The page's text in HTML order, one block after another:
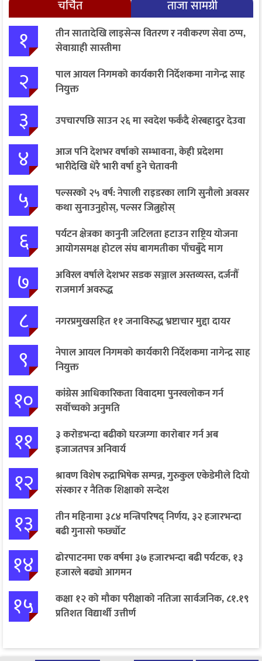
चर्चित ताजा सामग्री
१
तीन सातादेखि लाइसेन्स वितरण र नवीकरण सेवा ठप्प,
सेवाग्राही सास्तीमा
२
पाल आयल निगमको कार्यकारी निर्देशकमा नागेन्द्र साह
नियुक्त
३ उपचारपछि साउन २६ मा स्वदेश फर्कँदै शेरबहादुर देउवा
४
आज पनि देशभर वर्षाको सम्भावना, केही प्रदेशमा
भारीदेखि धेरै भारी वर्षा हुने चेतावनी
५
पल्सरको २५ वर्ष: नेपाली राइडरका लागि सुनौलो अवसर
कथा सुनाउनुहोस्, पल्सर जित्नुहोस्
६
पर्यटन क्षेत्रका कानुनी जटिलता हटाउन राष्ट्रिय योजना
आयोगसमक्ष होटल संघ बागमतीका पाँचबुँदे माग
७
अविरल वर्षाले देशभर सडक सञ्जाल अस्तव्यस्त, दर्जनौँ
राजमार्ग अवरुद्ध
८ नगरप्रमुखसहित ११ जनाविरुद्ध भ्रष्टाचार मुद्दा दायर
९
नेपाल आयल निगमको कार्यकारी निर्देशकमा नागेन्द्र साह
नियुक्त
१०
कांग्रेस आधिकारिकता विवादमा पुनरवलोकन गर्न
सर्वोच्चको अनुमति
११
३ करोडभन्दा बढीको घरजग्गा कारोबार गर्न अब
इजाजतपत्र अनिवार्य
१२
श्रावण विशेष रुद्राभिषेक सम्पन्न, गुरुकुल एकेडेमीले दियो
संस्कार र नैतिक शिक्षाको सन्देश
१३
तीन महिनामा ३८४ मन्त्रिपरिषद् निर्णय, ३२ हजारभन्दा
बढी गुनासो फर्छ्योट
१४
ढोरपाटनमा एक वर्षमा ३७ हजारभन्दा बढी पर्यटक, १३
हजारले बढ्यो आगमन
१५
कक्षा १२ को मौका परीक्षाको नतिजा सार्वजनिक, ८१.१९
प्रतिशत विद्यार्थी उत्तीर्ण